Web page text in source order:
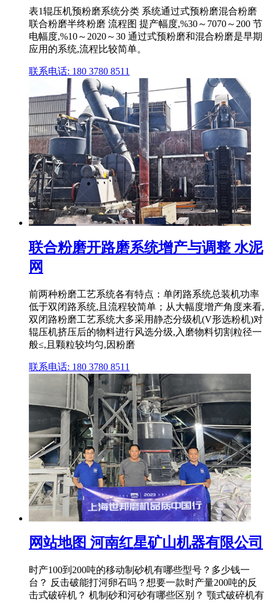
表1辊压机预粉磨系统分类 系统通过式预粉磨混合粉磨
联合粉磨半终粉磨 流程图 提产幅度,%30～7070～200 节
电幅度,%10～2020～30 通过式预粉磨和混合粉磨是早期
应用的系统,流程比较简单。
联系电话: 180 3780 8511
联合粉磨开路磨系统增产与调整 水泥
网
前两种粉磨工艺系统各有特点：单闭路系统总装机功率
低于双闭路系统,且流程较简单；从大幅度增产角度来看,
双闭路粉磨工艺系统大多采用静态分级机(V形选粉机)对
辊压机挤压后的物料进行风选分级,入磨物料切割粒径一
般≤,且颗粒较均匀,因粉磨
联系电话: 180 3780 8511
网站地图 河南红星矿山机器有限公司
时产100到200吨的移动制砂机有哪些型号？多少钱一
台？ 反击破能打河卵石吗？想要一款时产量200吨的反
击式破碎机？ 机制砂和河砂有哪些区别？ 颚式破碎机有